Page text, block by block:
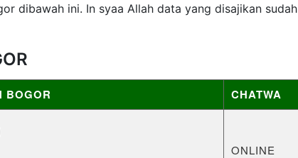
dibawah ini. In syaa Allah data yang disajikan sudah
BOGOR CHATWA
ONLINE